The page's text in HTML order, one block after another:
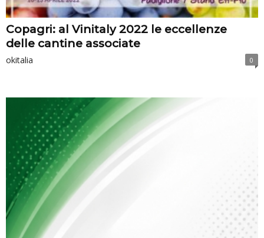
Copagri: al Vinitaly 2022 le eccellenze
delle cantine associate
okitalia 0